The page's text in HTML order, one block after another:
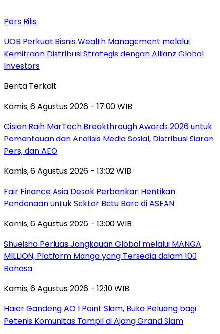
Pers Rilis
UOB Perkuat Bisnis Wealth Management melalui
Kemitraan Distribusi Strategis dengan Allianz Global
Investors
Berita Terkait
Kamis, 6 Agustus 2026 - 17:00 WIB
Cision Raih MarTech Breakthrough Awards 2026 untuk
Pemantauan dan Analisis Media Sosial, Distribusi Siaran
Pers, dan AEO
Kamis, 6 Agustus 2026 - 13:02 WIB
Fair Finance Asia Desak Perbankan Hentikan
Pendanaan untuk Sektor Batu Bara di ASEAN
Kamis, 6 Agustus 2026 - 13:00 WIB
Shueisha Perluas Jangkauan Global melalui MANGA
MILLION, Platform Manga yang Tersedia dalam 100
Bahasa
Kamis, 6 Agustus 2026 - 12:10 WIB
Haier Gandeng AO 1 Point Slam, Buka Peluang bagi
Petenis Komunitas Tampil di Ajang Grand Slam